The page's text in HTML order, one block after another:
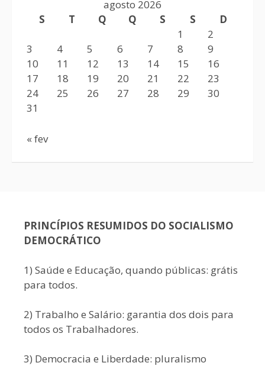
agosto 2026
S
T Q Q S S
D
1
2
3
4 5 6 7 8
9
10
11 12 13 14 15
16
17
18 19 20 21 22
23
24
25 26 27 28 29
30
31
« fev
PRINCÍPIOS RESUMIDOS DO SOCIALISMO
DEMOCRÁTICO
1) Saúde e Educação, quando públicas: grátis
para todos.
2) Trabalho e Salário: garantia dos dois para
todos os Trabalhadores.
3) Democracia e Liberdade: pluralismo